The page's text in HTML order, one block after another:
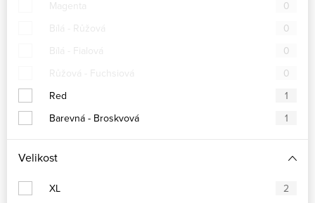
Magenta
0
Bílá - Růžová
0
Bílá - Fialová
0
Růžová - Fuchsiová
0
Red
1
Barevná - Broskvová
1
Velikost
XL
2